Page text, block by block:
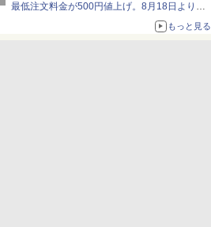
最低注文料金が500円値上げ。8月18日より
もっと見る